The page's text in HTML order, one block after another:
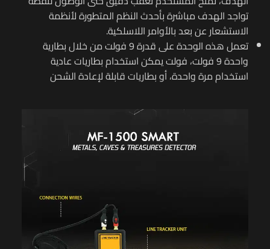
تواجد الهدف مباشرة بأحدث النظم المتطورة لأنظمة
الاستشعار عن بعد بالأوامر اللاسلكية.
تعمل هذه الوحدة على قدرة 9 فولت من خلال بطارية
واحدة 9 فولت، فولت يمكن استخدام بطاريات عادية
استخدام مرة واحدة، أو بطاريات قابلة لإعادة الشحن